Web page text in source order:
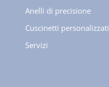
Anelli di precisione
Cuscinetti personalizzati
Servizi